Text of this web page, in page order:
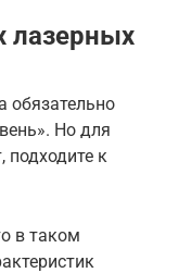
лазерных
обязательно
Но для
подходите к
в таком